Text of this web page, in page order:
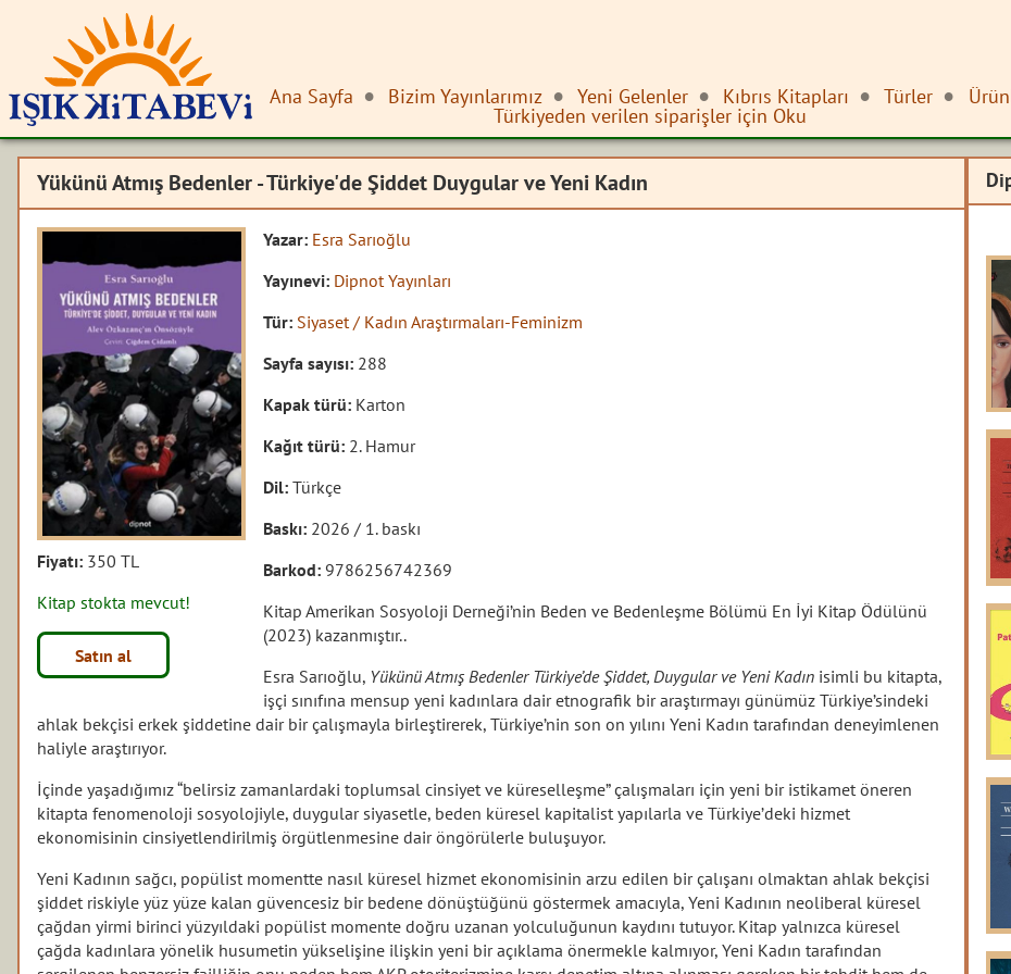
Ana Sayfa Bizim Yayınlarımız Yeni Gelenler Kıbrıs Kitapları Türler
Türkiyeden verilen siparişler için Oku
Yükünü Atmış Bedenler - Türkiye'de Şiddet Duygular ve Yeni Kadın
Fiyatı: 350 TL
Kitap stokta mevcut!
Satın al
Yazar: Esra Sarıoğlu
Yayınevi: Dipnot Yayınları
Tür: Siyaset / Kadın Araştırmaları-Feminizm
Sayfa sayısı: 288
Kapak türü: Karton
Kağıt türü: 2. Hamur
Dil:Türkçe
Baskı: 2026 / 1. baskı
Barkod:9786256742369
Kitap Amerikan Sosyoloji Derneği’nin Beden ve Bedenleşme Bölümü En İyi Kitap Ödülünü
(2023) kazanmıştır..
Esra Sarıoğlu, Yükünü Atmış Bedenler Türkiye’de Şiddet, Duygular ve Yeni Kadın isimli bu kitapta,
işçi sınıfına mensup yeni kadınlara dair etnografik bir araştırmayı günümüz Türkiye’sindeki
ahlak bekçisi erkek şiddetine dair bir çalışmayla birleştirerek, Türkiye’nin son on yılını Yeni Kadın tarafından deneyimlenen
haliyle araştırıyor.
İçinde yaşadığımız “belirsiz zamanlardaki toplumsal cinsiyet ve küreselleşme” çalışmaları için yeni bir istikamet öneren
kitapta fenomenoloji sosyolojiyle, duygular siyasetle, beden küresel kapitalist yapılarla ve Türkiye’deki hizmet
ekonomisinin cinsiyetlendirilmiş örgütlenmesine dair öngörülerle buluşuyor.
Yeni Kadının sağcı, popülist momentte nasıl küresel hizmet ekonomisinin arzu edilen bir çalışanı olmaktan ahlak bekçisi
şiddet riskiyle yüz yüze kalan güvencesiz bir bedene dönüştüğünü göstermek amacıyla, Yeni Kadının neoliberal küresel
çağdan yirmi birinci yüzyıldaki popülist momente doğru uzanan yolculuğunun kaydını tutuyor. Kitap yalnızca küresel
çağda kadınlara yönelik husumetin yükselişine ilişkin yeni bir açıklama önermekle kalmıyor, Yeni Kadın tarafından